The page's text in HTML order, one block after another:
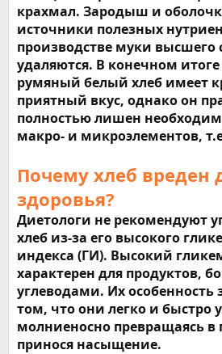
крахмал. Зародыш и
источники полезных
производстве муки высшего
удаляются. В конечном
румяный белый хлеб имеет
приятный вкус, однако он
полностью лишен
макро- и микроэлементов,
Почему хлеб вреден
здоровья?
Диетологи не рекомендуют
хлеб из-за его высокого
индекса (ГИ). Высокий
характерен для продуктов,
углеводами. Их особенность
том, что они легко и быстро
молниеносно превращаясь в
принося насыщение.